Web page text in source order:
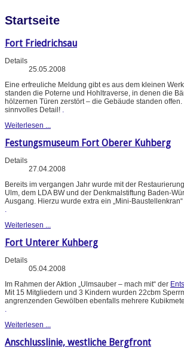
Startseite
Fort Friedrichsau
Details
25.05.2008
Eine erfreuliche Meldung gibt es aus dem kleinen
standen die Poterne und Hohltraverse, in denen die
hölzernen Türen zerstört – die Gebäude standen
sinnvolles Detail! .
Weiterlesen ...
Festungsmuseum Fort Oberer Kuhberg
Details
27.04.2008
Bereits im vergangen Jahr wurde mit der
Ulm, dem LDA BW und der Denkmalstiftung Baden-
Ausgang. Hierzu wurde extra ein „Mini-
Weiterlesen ...
Fort Unterer Kuhberg
Details
05.04.2008
Im Rahmen der Aktion „Ulmsauber – mach mit“ der
Mit 15 Mitgliedern und 3 Kindern wurden 22cbm
angrenzenden Gewölben ebenfalls mehrere
Weiterlesen ...
Anschlusslinie, westliche Bergfront